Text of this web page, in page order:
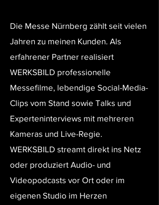
Die Messe Nürnberg zählt seit vielen
Jahren zu meinen Kunden. Als
erfahrener Partner realisiert
WERKSBILD professionelle
Messefilme, lebendige Social-Media-
Clips vom Stand sowie Talks und
Experteninterviews mit mehreren
Kameras und Live-Regie.
WERKSBILD streamt direkt ins Netz
oder produziert Audio- und
Videopodcasts vor Ort oder im
eigenen Studio im Herzen